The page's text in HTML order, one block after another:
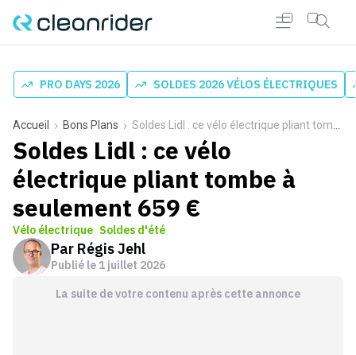
PRO DAYS 2026 SOLDES 2026 VÉLOS ÉLECTRIQUES
Accueil Bons Plans Soldes Lidl : ce vélo électrique pliant tombe à seulement 659 €
Soldes Lidl : ce vélo
électrique pliant tombe à
seulement 659 €
Vélo électrique Soldes d'été
Par Régis Jehl
Publié le1 juillet 2026
La suite de votre contenu après cette annonce